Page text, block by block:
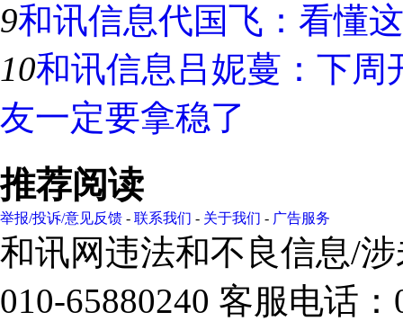
9和讯信息代国飞：看懂
10和讯信息吕妮蔓：下周
友一定要拿稳了
推荐阅读
举报/投诉/意见反馈 - 联系我们 - 关于我们 - 广告服务
和讯网违法和不良信息/
010-65880240 客服电话